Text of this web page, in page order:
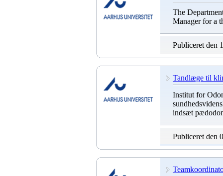
The
Manager for a
Publiceret den
Tandlæge til
Institut for
indsæt
Publiceret den